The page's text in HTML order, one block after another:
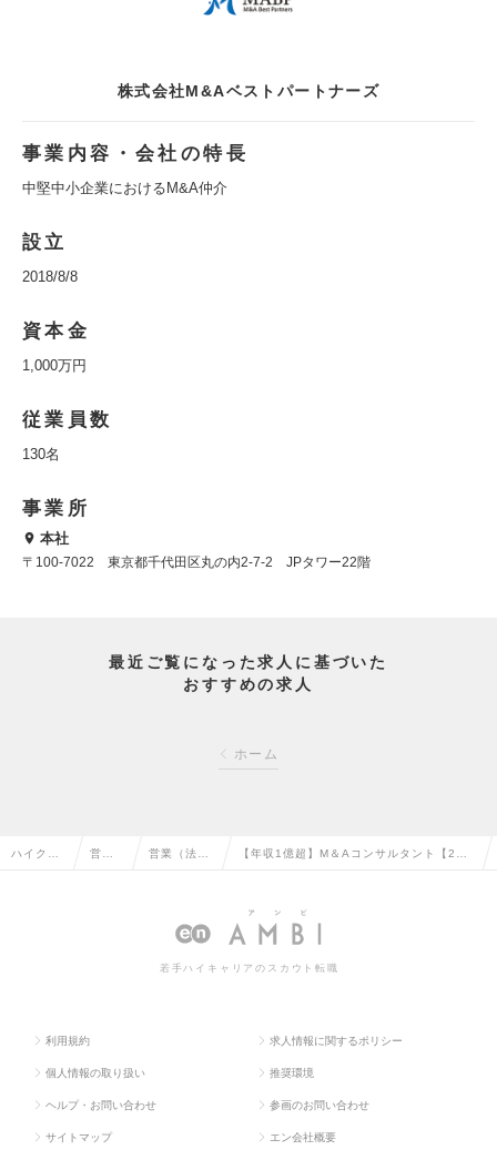
株式会社M&Aベストパートナーズ
事業内容・会社の特長
中堅中小企業におけるM&A仲介
設立
2018/8/8
資本金
1,000万円
従業員数
130名
事業所
本社
〒100-7022 東京都千代田区丸の内2-7-2 JPタワー22階
最近ご覧になった求人に基づいた
おすすめの求人
ホーム
ハイクラ 営業 営業（法人 【年収1億超】M＆Aコンサルタント【2年
情報
若手ハイキャリアのスカウト転職
利用規約 求人情報に関するポリシー
個人情報の取り扱い 推奨環境
ヘルプ・お問い合わせ 参画のお問い合わせ
サイトマップ エン会社概要